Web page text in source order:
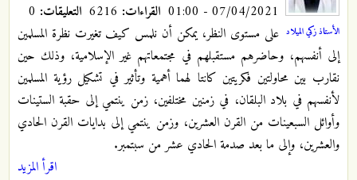
الأستاذ زكي الميلاد
07/04/2021 - 01:00 القراءات: التعليقات:
على مستوى النظر، يمكن أن نلمس كيف تغيرت نظرة المسلمين
إلى أنفسهم، وحاضرهم مستقبلهم في مجتمعاتهم غير الإسلامية، وذلك حين
نقارب بين محاولتين فكريتين كانتا لهما أهمية وتأثير في تشكيل رؤية المسلمين
لأنفسهم في بلاد البلقان، في زمنين مختلفين، زمن ينتمي إلى حقبة الستينات
وأوائل السبعينات من القرن العشرين، وزمن ينتمي إلى بدايات القرن الحادي
والعشرين، وإلى ما بعد صدمة الحادي عشر من سبتمبر.
اقرأ المزيد